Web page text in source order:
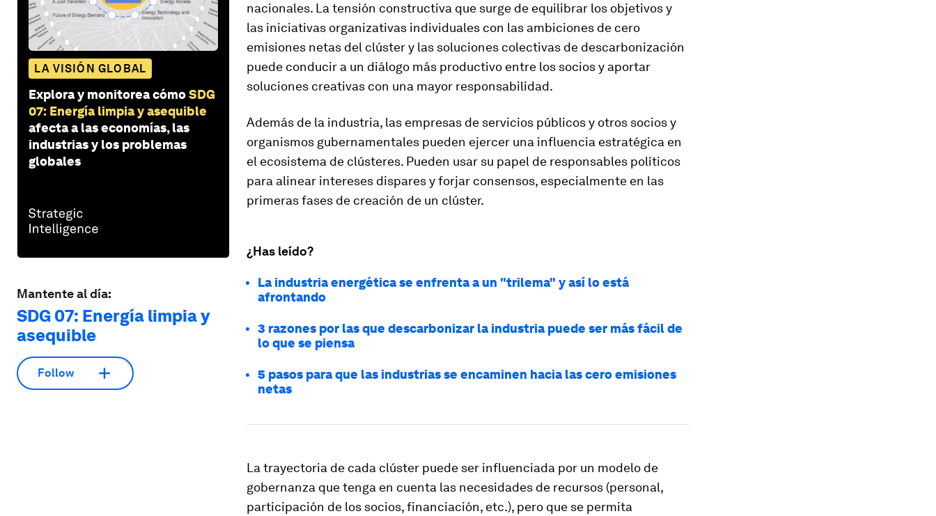
LA VISIÓN GLOBAL
Explora y monitorea cómoSDG
07: Energía limpia y asequible
afecta a las economías, las
industrias y los problemas
globales
Mantente al día:
SDG 07: Energía limpia y
asequible
Follow
nacionales. La tensión constructiva que surge de equilibrar los objetivos y
las iniciativas organizativas individuales con las ambiciones de cero
emisiones netas del clúster y las soluciones colectivas de descarbonización
puede conducir a un diálogo más productivo entre los socios y aportar
soluciones creativas con una mayor responsabilidad.
Además de la industria, las empresas de servicios públicos y otros socios y
organismos gubernamentales pueden ejercer una influencia estratégica en
el ecosistema de clústeres. Pueden usar su papel de responsables políticos
para alinear intereses dispares y forjar consensos, especialmente en las
primeras fases de creación de un clúster.
¿Has leído?
La industria energética se enfrenta a un "trilema" y así lo está
afrontando
3 razones por las que descarbonizar la industria puede ser más fácil de
lo que se piensa
5 pasos para que las industrias se encaminen hacia las cero emisiones
netas
La trayectoria de cada clúster puede ser influenciada por un modelo de
gobernanza que tenga en cuenta las necesidades de recursos (personal,
participación de los socios, financiación, etc.), pero que se permita